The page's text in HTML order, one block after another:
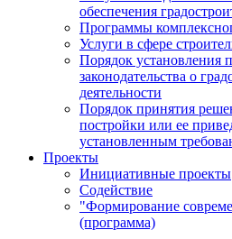
обеспечения
Программы
Услуги в сфере
Порядок установления
законодательства о
деятельности
Порядок принятия
постройки или ее
установленным
Проекты
Инициативные проекты
Содействие
"Формирование
(программа)